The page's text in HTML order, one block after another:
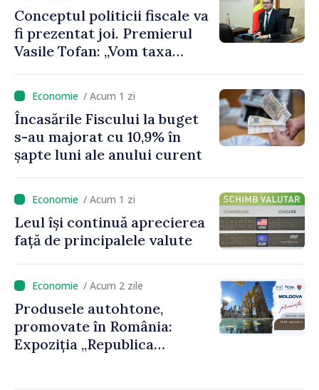
Conceptul politicii fiscale va
fi prezentat joi. Premierul
Vasile Tofan: „Vom taxa
încuraja investițiile, vom
taxa mai mult viciile și
foarte atent vom uniformiza
anumite taxe”
/ Acum 1 zi
Încasările Fiscului la buget
s-au majorat cu 10,9% în
șapte luni ale anului curent
/ Acum 1 zi
Leul își continuă aprecierea
față de principalele valute
/ Acum 2 zile
Produsele autohtone,
promovate în România:
Expoziția „Republica